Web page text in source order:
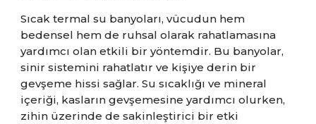
Sıcak termal su banyoları, vücudun hem
bedensel hem de ruhsal olarak rahatlamasına
yardımcı olan etkili bir yöntemdir. Bu banyolar,
sinir sistemini rahatlatır ve kişiye derin bir
gevşeme hissi sağlar. Su sıcaklığı ve mineral
içeriği, kasların gevşemesine yardımcı olurken,
zihin üzerinde de sakinleştirici bir etki